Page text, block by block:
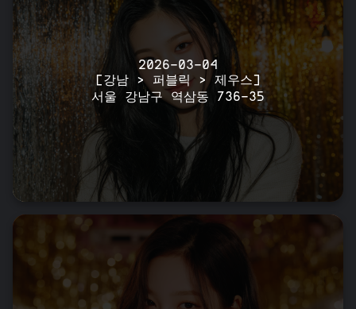
2026-03-04
[강남 > 퍼블릭 > 제우스]
서울 강남구 역삼동 736-35